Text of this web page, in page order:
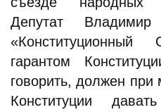
Депутат
гарантом
говорить, должен
Конституции